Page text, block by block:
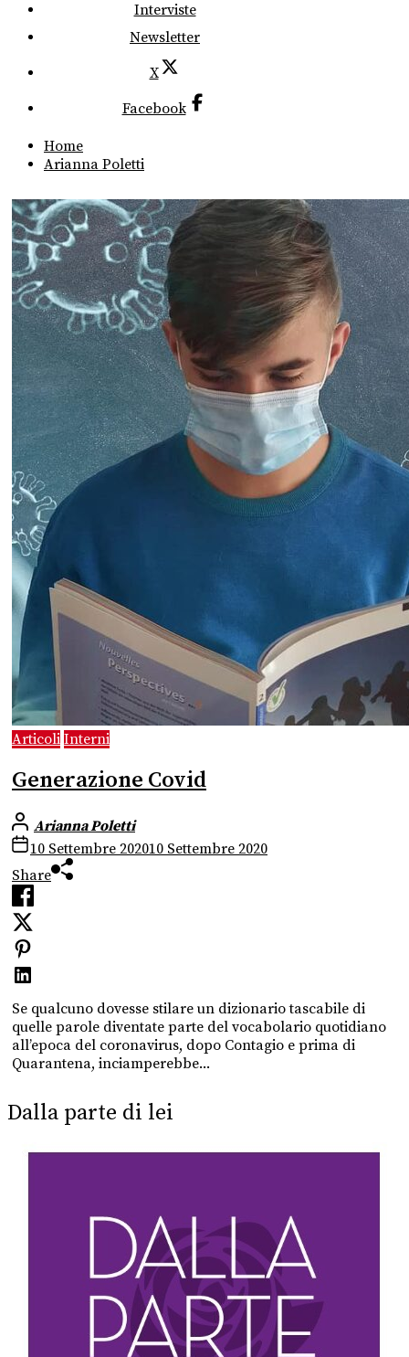
Interviste
Newsletter
X
Facebook
Home
Arianna Poletti
Articoli Interni
Generazione Covid
Arianna Poletti
10 Settembre 202010 Settembre 2020
Share
Se qualcuno dovesse stilare un dizionario tascabile di
quelle parole diventate parte del vocabolario quotidiano
all’epoca del coronavirus, dopo Contagio e prima di
Quarantena, inciamperebbe...
Dalla parte di lei